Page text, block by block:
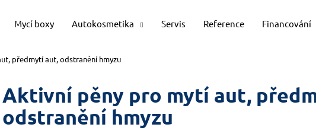
Mycí boxy Autokosmetika Servis Reference Financování
předmytí aut, odstranění hmyzu
Aktivní pěny pro mytí aut,
odstranění hmyzu
Co potřebujete najít?